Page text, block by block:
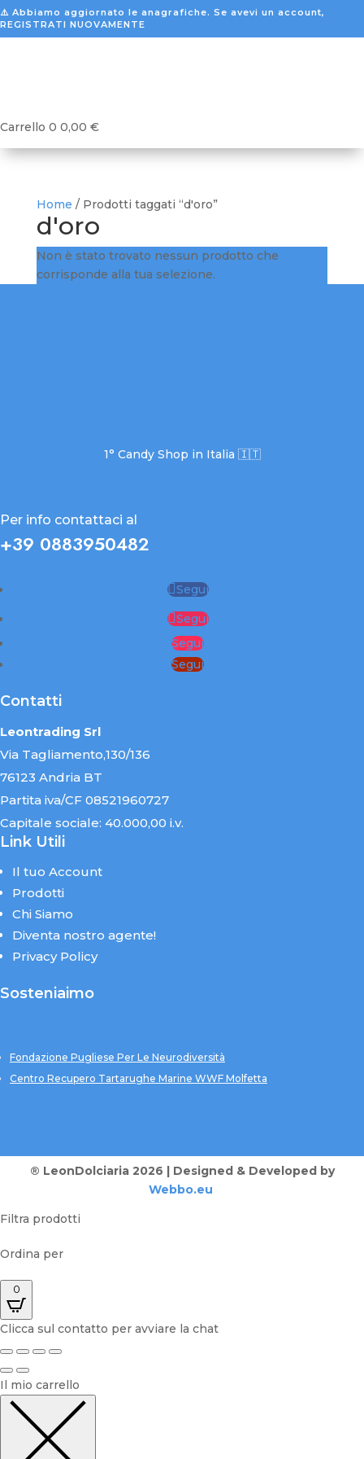
⚠️ Abbiamo aggiornato le anagrafiche. Se avevi un account,
REGISTRATI NUOVAMENTE
Carrello 0 0,00 €
Home / Prodotti taggati “d'oro”
d'oro
Non è stato trovato nessun prodotto che
corrisponde alla tua selezione.
1° Candy Shop in Italia 🇮🇹
Per info contattaci al
+39 0883950482
Segui
Segui
Segui
Segui
Contatti
Leontrading Srl
Via Tagliamento,130/136
76123 Andria BT
Partita iva/CF 08521960727
Capitale sociale: 40.000,00 i.v.
Link Utili
Il tuo Account
Prodotti
Chi Siamo
Diventa nostro agente!
Privacy Policy
Sosteniaimo
Fondazione Pugliese Per Le Neurodiversità
Centro Recupero Tartarughe Marine WWF Molfetta
® LeonDolciaria 2026 | Designed & Developed by
Webbo.eu
Filtra prodotti
Ordina per
0
Clicca sul contatto per avviare la chat
Il mio carrello